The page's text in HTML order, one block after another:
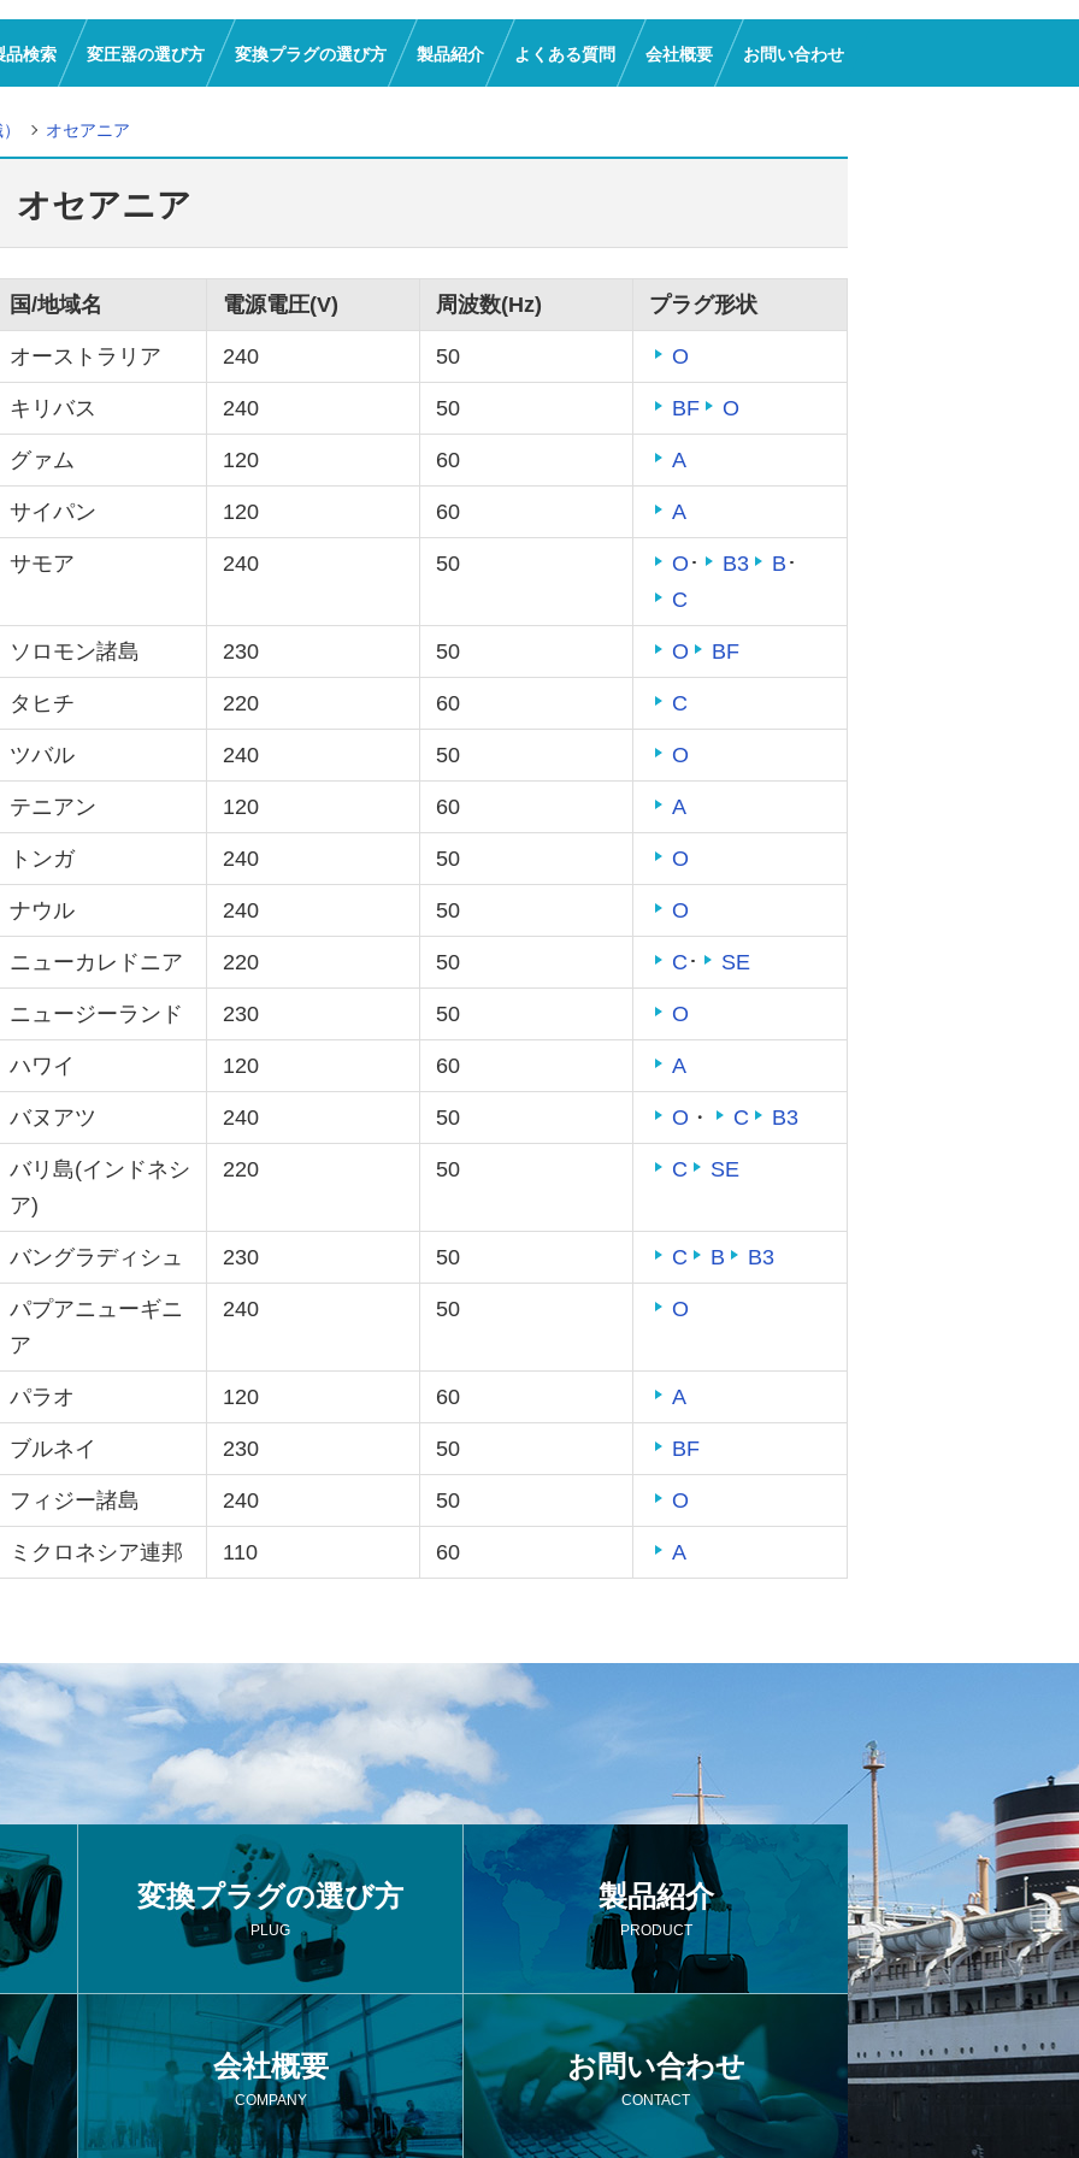
品検索 変圧器の選び方 変換プラグの選び方 製品紹介 よくある質問 会社概要 お問い合わせ
オセアニア
オセアニア
国/地域名 電源電圧(V) 周波数(Hz) プラグ形状
オーストラリア 240 50 O
キリバス 240 50 BF O
グァム 120 60 A
サイパン 120 60 A
サモア 240 50 O ･ B3 B ･
C
ソロモン諸島 230 50 O BF
タヒチ 220 60 C
ツバル 240 50 O
テニアン 120 60 A
トンガ 240 50 O
ナウル 240 50 O
ニューカレドニア 220 50 C ･ SE
ニュージーランド 230 50 O
ハワイ 120 60 A
バヌアツ 240 50 O ・ C B3
バリ島(インドネシ
ア)
220 50 C SE
バングラディシュ 230 50 C B B3
パプアニューギニ
ア
240 50 O
パラオ 120 60 A
ブルネイ 230 50 BF
フィジー諸島 240 50 O
ミクロネシア連邦 110 60 A
変換プラグの選び方
PLUG
製品紹介
PRODUCT
会社概要
COMPANY
お問い合わせ
CONTACT